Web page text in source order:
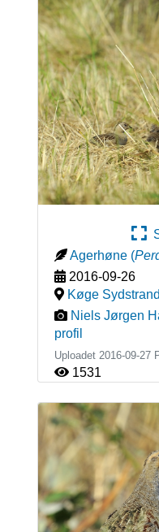
Agerhøne (
2016-09-26
Køge Sydstrand
Niels Jørgen
profil
Uploadet 2016-09-27
1531